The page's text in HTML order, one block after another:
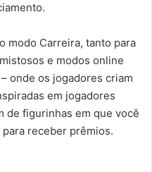
modo Carreira, tanto para
e modos online
onde os jogadores criam
em jogadores
de figurinhas em que você
receber prêmios.